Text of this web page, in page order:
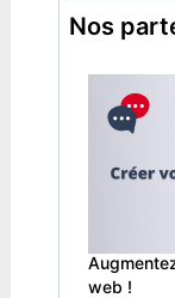
Nos
web !